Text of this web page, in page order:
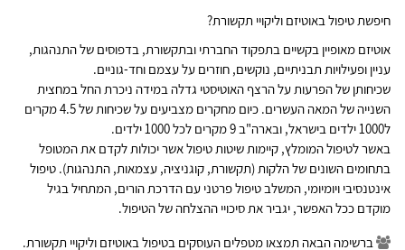
חיפשת טיפול באוטיזם וליקויי תקשורת?
אוטיזם מאופיין בקשיים בתפקוד החברתי ובתקשורת, בדפוסים של התנהגות,
עניין ופעילויות תבניתיים, נוקשים, חוזרים על עצמם וחד-גוניים.
שכיחותן של הפרעות על הרצף האוטיסטי גדלה במידה ניכרת החל במחצית
השנייה של המאה העשרים. כיום מחקרים מצביעים על שכיחות של 4.5 מקרים
ל1000 ילדים בישראל, ובארה"ב 9 מקרים לכל 1000 ילדים.
באשר לטיפול המומלץ, קיימות שיטות טיפול אשר יכולות לקדם את המטופל
בתחומים השונים של הלקות (תקשורת, קוגניציה, עצמאות, התנהגות). טיפול
אינטנסיבי ויומיומי, המשלב טיפול פרטני עם הדרכת הורים, המתחיל בגיל
מוקדם ככל האפשר, יגביר את סיכויי ההצלחה של הטיפול.
ברשימה הבאה תמצאו מטפלים העוסקים בטיפול באוטיזם וליקויי תקשורת.